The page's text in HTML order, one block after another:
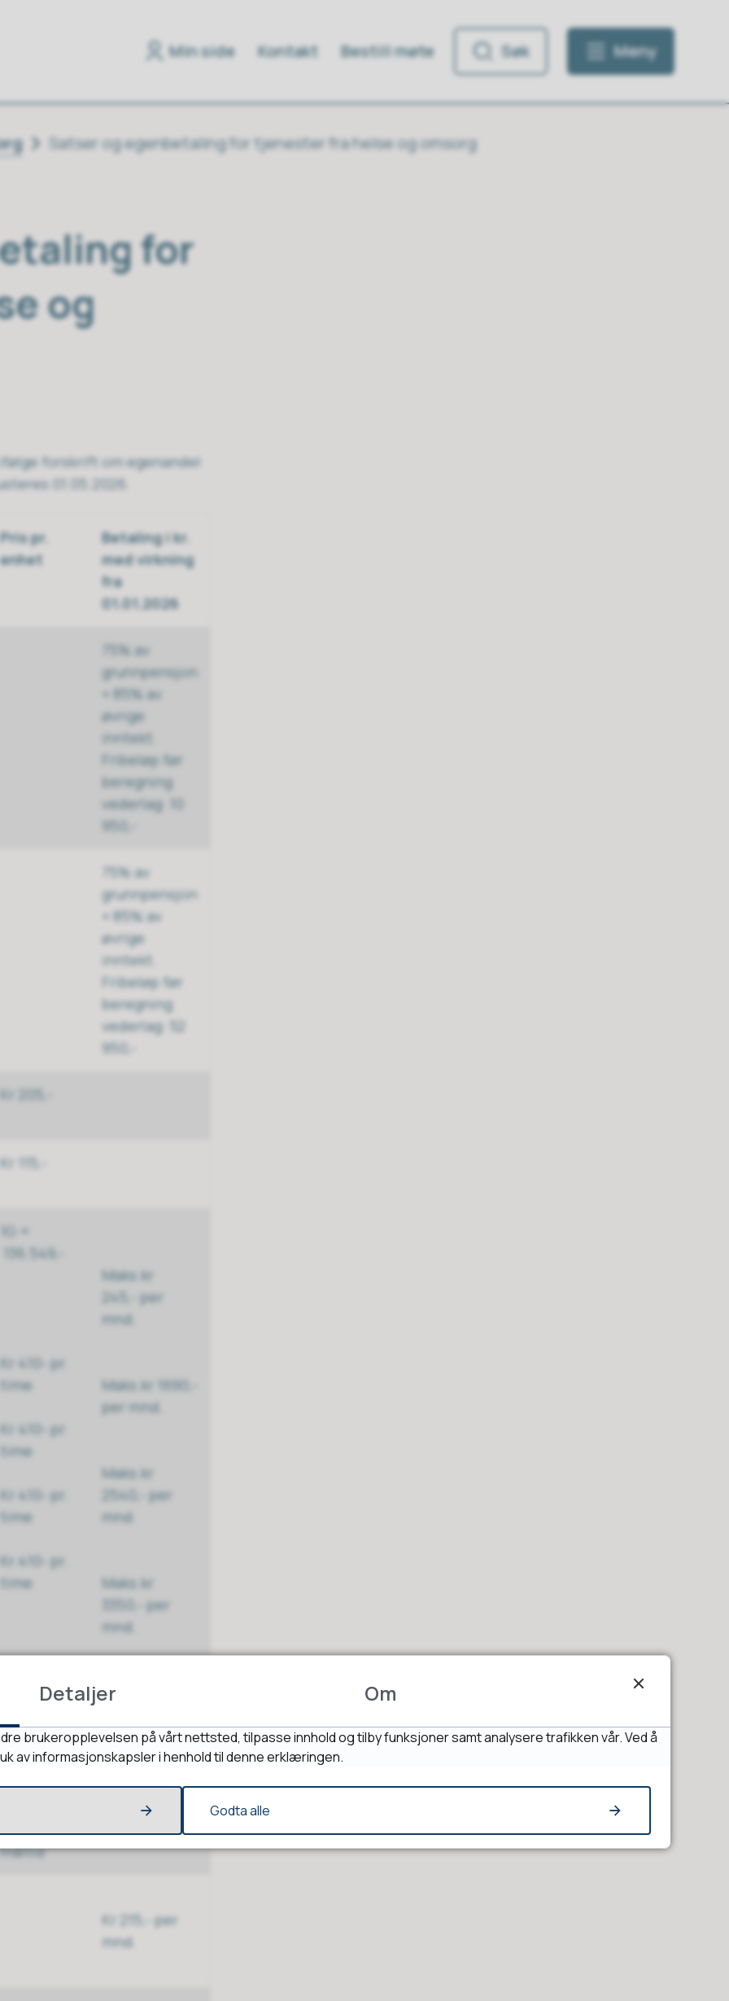
Min side Kontakt Bestill møte Søk Meny
Satser og egenbetaling for tjenester fra helse og omsorg
for
og
forskrift om egenandel
01.05.2026.
Pris pr.
enhet
Betaling i kr.
med virkning
fra
01.01.2026
75% av
grunnpensjon
+ 85% av
øvrige
inntekt.
Fribeløp før
beregning
vederlag: 10
950,-
75% av
grunnpensjon
+ 85% av
øvrige
inntekt.
Fribeløp før
beregning
vederlag: 52
950,-
Kr 205,-
Kr 115,-
1G =
136.549,-
Kr 410- pr.
time
Kr 410- pr.
time
Kr 410- pr.
time
Kr 410- pr.
time
Maks.kr
245,- per
mnd.
Maks.kr 1690,-
per mnd.
Maks.kr
2540,- per
mnd.
Maks.kr
3350,- per
mnd.
Maks.kr 3830,-
Kr 130,- pr.
måltid
Kr 64,- pr
måltid
Kr 215,- per
mnd.
Detaljer Om
brukeropplevelsen på vårt nettsted, tilpasse innhold og tilby funksjoner samt analysere trafikken vår. Ved å
av informasjonskapsler i henhold til denne erklæringen.
Godta alle